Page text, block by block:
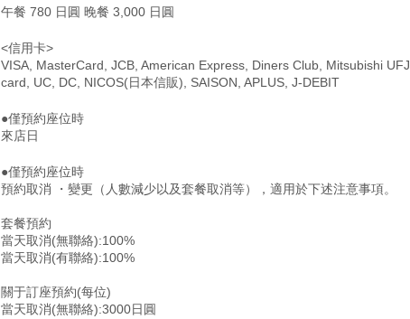
午餐 780 日圓 晚餐 3,000 日圓
<信用卡>
VISA, MasterCard, JCB, American Express, Diners Club, Mitsubishi UFJ
card, UC, DC, NICOS(日本信販), SAISON, APLUS, J-DEBIT
●僅預約座位時
來店日
●僅預約座位時
預約取消 ・變更（人數減少以及套餐取消等），適用於下述注意事項。
套餐預約
當天取消(無聯絡):100%
當天取消(有聯絡):100%
關于訂座預約(每位)
當天取消(無聯絡):3000日圓